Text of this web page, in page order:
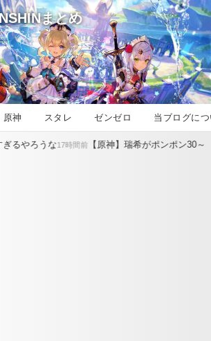
まとめ
原神 スタレ ゼンゼロ 当ブログに
原神】瑞希がポンポン30～50万ダメ出し続けてる